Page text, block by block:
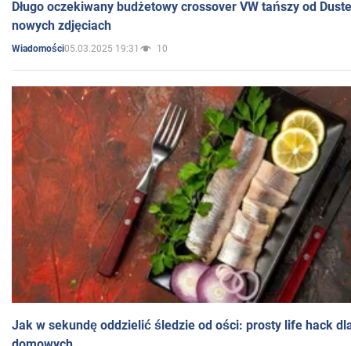
Długo oczekiwany budżetowy crossover VW tańszy od
nowych zdjęciach
Wiadomości05.03.2025 19:31 10
Jak w sekundę oddzielić śledzie od ości: prosty life hack